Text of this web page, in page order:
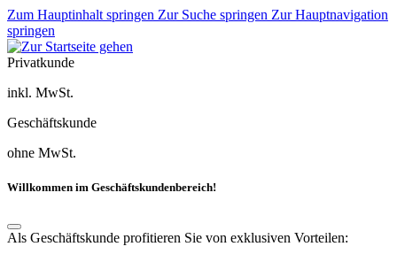
Zum Hauptinhalt springen Zur Suche springen Zur Hauptnavigation
springen
Privatkunde
inkl. MwSt.
Geschäftskunde
ohne MwSt.
Willkommen im Geschäftskundenbereich!
Als Geschäftskunde profitieren Sie von exklusiven Vorteilen: